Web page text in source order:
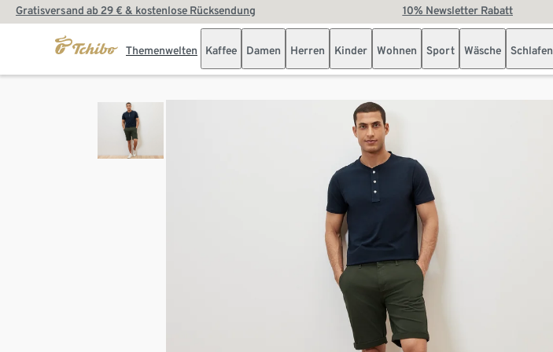
Gratisversand ab 29 € & kostenlose Rücksendung 10% Newsletter Rabatt
Themenwelten Kaffee Damen Herren Kinder Wohnen Sport Wäsche Schlafen